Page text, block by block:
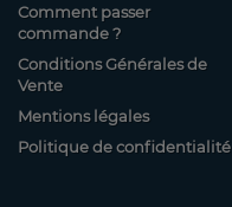
Comment passer
commande ?
Conditions Générales de
Vente
Mentions légales
Politique de confidentialité